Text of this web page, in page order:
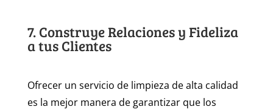
7. Construye Relaciones y Fideliza
a tus Clientes
Ofrecer un servicio de limpieza de alta calidad
es la mejor manera de garantizar que los